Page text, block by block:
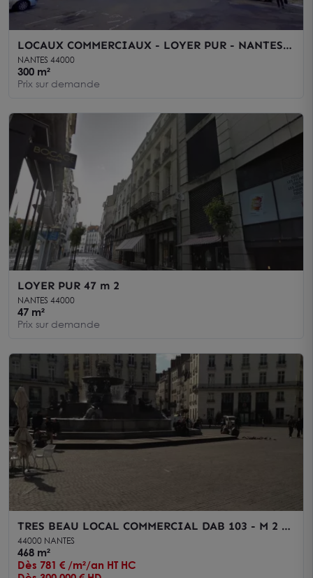
LOCAUX COMMERCIAUX - LOYER PUR - NANTES
CENTRE - TERRASSE
NANTES 44000
300 m²
Prix sur demande
LOYER PUR 47 m 2
NANTES 44000
47 m²
Prix sur demande
TRES BEAU LOCAL COMMERCIAL DAB 103 - M 2 +
ETAGE DE 242 M 2
44000 NANTES
468 m²
Dès 781 € /m²/an HT HC